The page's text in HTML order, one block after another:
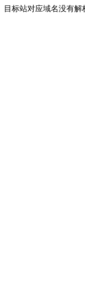
目标站对应域名没有解